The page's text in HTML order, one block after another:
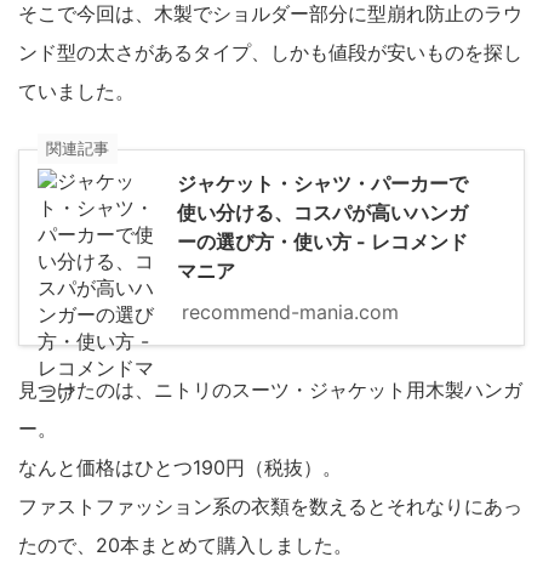
そこで今回は、木製でショルダー部分に型崩れ防止のラウ
ンド型の太さがあるタイプ、しかも値段が安いものを探し
ていました。
関連記事
ジャケット・シャツ・パーカーで
使い分ける、コスパが高いハンガ
ーの選び方・使い方 - レコメンド
マニア
recommend-mania.com
見つけたのは、ニトリのスーツ・ジャケット用木製ハンガ
ー。
なんと価格はひとつ190円（税抜）。
ファストファッション系の衣類を数えるとそれなりにあっ
たので、20本まとめて購入しました。